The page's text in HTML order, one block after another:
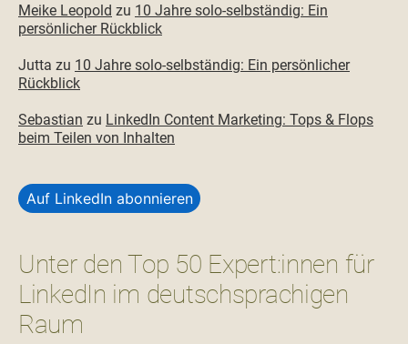
Meike Leopold zu 10 Jahre solo-selbständig: Ein
persönlicher Rückblick
Jutta zu 10 Jahre solo-selbständig: Ein persönlicher
Rückblick
Sebastian zu LinkedIn Content Marketing: Tops & Flops
beim Teilen von Inhalten
Auf LinkedIn abonnieren
Unter den Top 50 Expert:innen für
LinkedIn im deutschsprachigen
Raum